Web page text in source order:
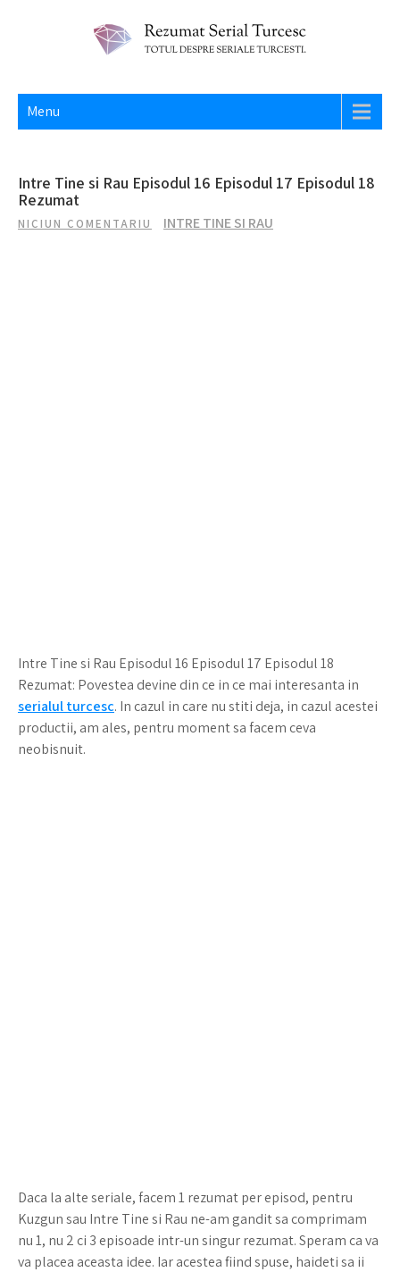
REZUMAT SERIAL TURCESC
Menu
Intre Tine si Rau Episodul 16 Episodul 17 Episodul 18
Rezumat
NICIUN COMENTARIU INTRE TINE SI RAU
Intre Tine si Rau Episodul 16 Episodul 17 Episodul 18
Rezumat: Povestea devine din ce in ce mai interesanta in
serialul turcesc. In cazul in care nu stiti deja, in cazul acestei
productii, am ales, pentru moment sa facem ceva
neobisnuit.
Daca la alte seriale, facem 1 rezumat per episod, pentru
Kuzgun sau Intre Tine si Rau ne-am gandit sa comprimam
nu 1, nu 2 ci 3 episoade intr-un singur rezumat. Speram ca va
va placea aceasta idee. Iar acestea fiind spuse, haideti sa ii